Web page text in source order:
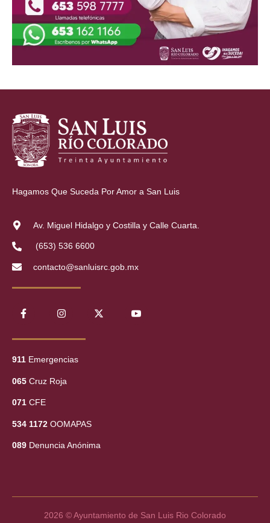
Hagamos Que Suceda Por Amor a San Luis
Av. Miguel Hidalgo y Costilla y Calle Cuarta.
(653) 536 6600
contacto@sanluisrc.gob.mx
911 Emergencias
065 Cruz Roja
071 CFE
534 1172 OOMAPAS
089 Denuncia Anónima
2026 © Ayuntamiento de San Luis Rio Colorado